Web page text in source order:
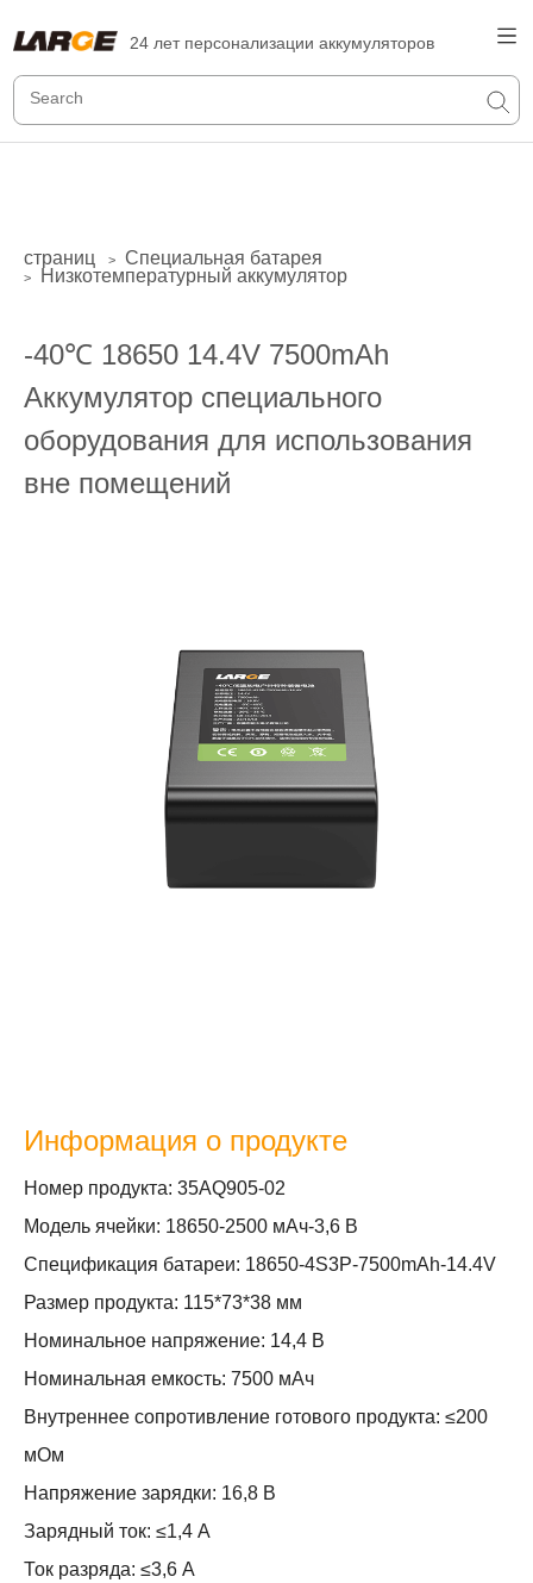
24 лет персонализации аккумуляторов
страниц > Специальная батарея
> Низкотемпературный аккумулятор
-40℃ 18650 14.4V 7500mAh
Аккумулятор специального
оборудования для использования
вне помещений
Информация о продукте
Номер продукта: 35AQ905-02
Модель ячейки: 18650-2500 мАч-3,6 В
Спецификация батареи: 18650-4S3P-7500mAh-14.4V
Размер продукта: 115*73*38 мм
Номинальное напряжение: 14,4 В
Номинальная емкость: 7500 мАч
Внутреннее сопротивление готового продукта: ≤200
мОм
Напряжение зарядки: 16,8 В
Зарядный ток: ≤1,4 А
Ток разряда: ≤3,6 А